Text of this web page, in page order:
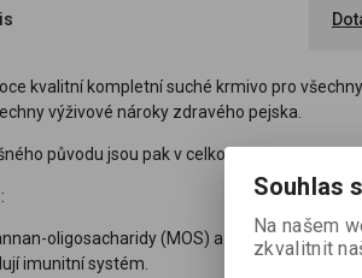
kvalitní kompletní suché krmivo pro
výživové nároky zdravého pejska.
původu jsou pak v celkové výši 75 %.
oligosacharidy (MOS) a frukto-
imunitní systém.
Souhlas
Na našem
zkvalitnit